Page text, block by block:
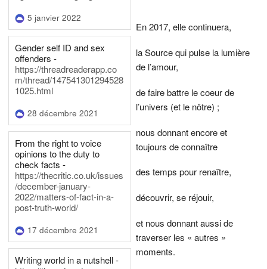
5 janvier 2022
Gender self ID and sex
offenders -
https://threadreaderapp.co
m/thread/147541301294528
1025.html
28 décembre 2021
From the right to voice
opinions to the duty to
check facts -
https://thecritic.co.uk/issues
/december-january-
2022/matters-of-fact-in-a-
post-truth-world/
17 décembre 2021
Writing world in a nutshell -
En 2017, elle continuera,
la Source qui pulse la lumière
de l’amour,
de faire battre le coeur de
l’univers (et le nôtre) ;
nous donnant encore et
toujours de connaître
des temps pour renaître,
découvrir, se réjouir,
et nous donnant aussi de
traverser les « autres »
moments.